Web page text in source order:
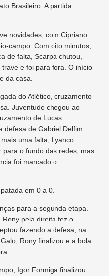
Brasileiro. A partida
novidades, com Cipriano
campo. Com oito minutos,
de falta, Scarpa chutou,
e foi para fora. O início
da casa.
do Atlético, cruzamento
Juventude chegou ao
de Lucas
defesa de Gabriel Delfim.
uma falta, Lyanco
para o fundo das redes, mas
foi marcado o
em 0 a 0.
para a segunda etapa.
Rony pela direita fez o
fazendo a defesa, na
Rony finalizou e a bola
Igor Formiga finalizou